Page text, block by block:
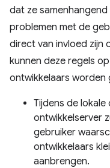
dat ze
problemen met de
direct van invloed zijn
kunnen deze regels
ontwikkelaars worden
Tijdens de
ontwikkelserver
gebruiker
ontwikkelaars
aanbrengen.